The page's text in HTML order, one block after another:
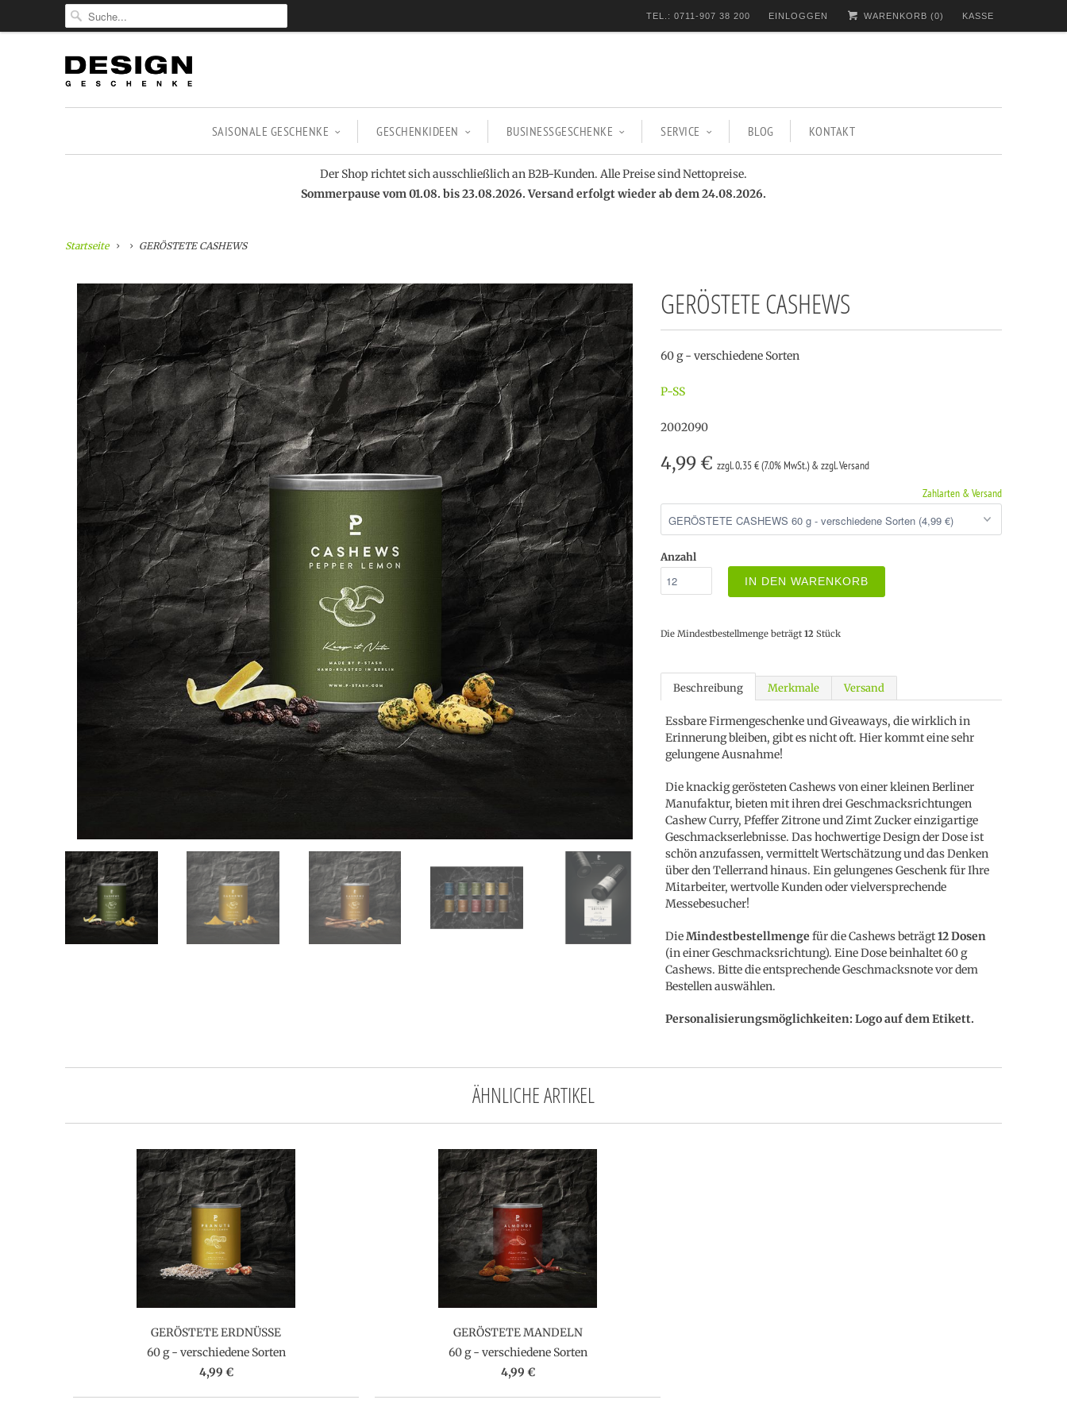
TEL.: 0711-907 38 200 EINLOGGEN WARENKORB (0) KASSE
SAISONALE GESCHENKE GESCHENKIDEEN BUSINESSGESCHENKE SERVICE BLOG KONTAKT
Der Shop richtet sich ausschließlich an B2B-Kunden. Alle Preise sind Nettopreise.
Sommerpause vom 01.08. bis 23.08.2026. Versand erfolgt wieder ab dem 24.08.2026.
Startseite GERÖSTETE CASHEWS
GERÖSTETE CASHEWS
60 g - verschiedene Sorten
P-SS
2002090
4,99 € zzgl. 0,35 € (7.0% MwSt.) & zzgl. Versand
Zahlarten & Versand
Anzahl
IN DEN WARENKORB
Die Mindestbestellmenge beträgt 12 Stück
Beschreibung Merkmale Versand
Essbare Firmengeschenke und Giveaways, die wirklich in
Erinnerung bleiben, gibt es nicht oft. Hier kommt eine sehr
gelungene Ausnahme!
Die knackig gerösteten Cashews von einer kleinen Berliner
Manufaktur, bieten mit ihren drei Geschmacksrichtungen
Cashew Curry, Pfeffer Zitrone und Zimt Zucker einzigartige
Geschmackserlebnisse. Das hochwertige Design der Dose ist
schön anzufassen, vermittelt Wertschätzung und das Denken
über den Tellerrand hinaus. Ein gelungenes Geschenk für Ihre
Mitarbeiter, wertvolle Kunden oder vielversprechende
Messebesucher!
DieMindestbestellmenge für die Cashews beträgt12 Dosen
(in einer Geschmacksrichtung). Eine Dose beinhaltet 60 g
Cashews. Bitte die entsprechende Geschmacksnote vor dem
Bestellen auswählen.
Personalisierungsmöglichkeiten: Logo auf dem Etikett.
ÄHNLICHE ARTIKEL
GERÖSTETE ERDNÜSSE
60 g - verschiedene Sorten
4,99 €
GERÖSTETE MANDELN
60 g - verschiedene Sorten
4,99 €